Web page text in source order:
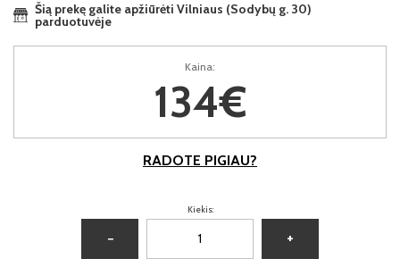
Šią prekę galite apžiūrėti Vilniaus (Sodybų g. 30)
parduotuvėje
Kaina:
134€
RADOTE PIGIAU?
Kiekis:
− +